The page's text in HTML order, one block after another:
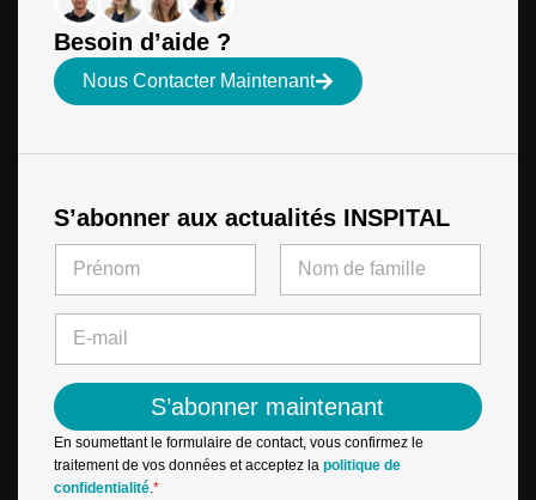
Besoin d’aide ?
Nous Contacter Maintenant
S’abonner aux actualités INSPITAL
m
i
l
E
-
m
m
a
i
l
*
S’abonner maintenant
En soumettant le formulaire de contact, vous confirmez le
traitement de vos données et acceptez la politique de
confidentialité *